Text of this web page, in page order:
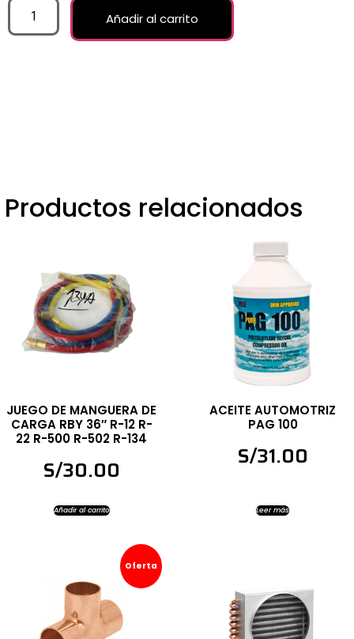
Añadir al carrito
Productos relacionados
JUEGO DE MANGUERA DE
CARGA RBY 36″ R-12 R-
22 R-500 R-502 R-134
S/30.00
Añadir al carrito
ACEITE AUTOMOTRIZ
PAG 100
S/31.00
Leer más
Oferta